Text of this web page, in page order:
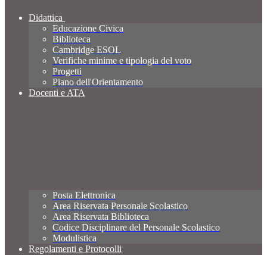
Didattica
Educazione Civica
Biblioteca
Cambridge ESOL
Verifiche minime e tipologia del voto
Progetti
Piano dell'Orientamento
Docenti e ATA
Posta Elettronica
Area Riservata Personale Scolastico
Area Riservata Biblioteca
Codice Disciplinare del Personale Scolastico
Modulistica
Regolamenti e Protocolli